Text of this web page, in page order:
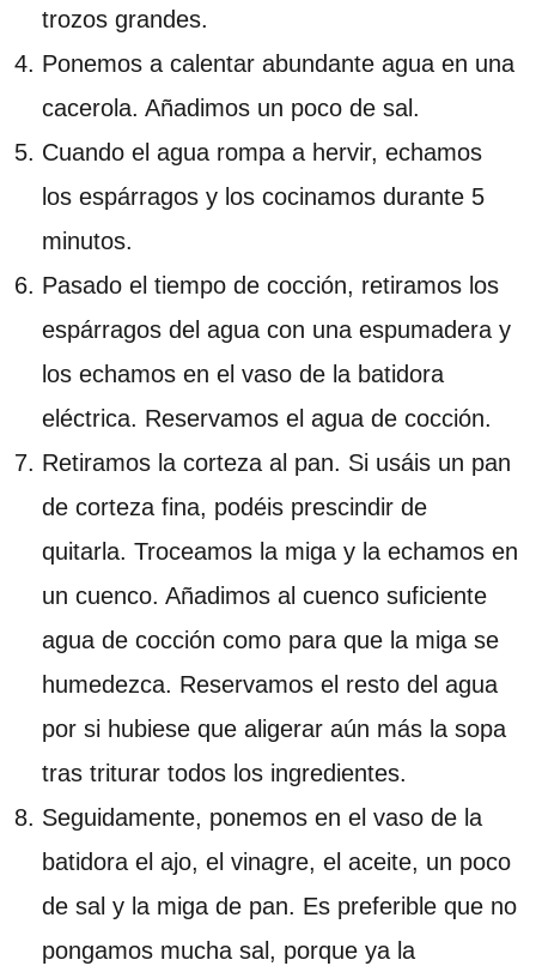
trozos grandes.
Ponemos a calentar abundante agua en una
cacerola. Añadimos un poco de sal.
Cuando el agua rompa a hervir, echamos
los espárragos y los cocinamos durante 5
minutos.
Pasado el tiempo de cocción, retiramos los
espárragos del agua con una espumadera y
los echamos en el vaso de la batidora
eléctrica. Reservamos el agua de cocción.
Retiramos la corteza al pan. Si usáis un pan
de corteza fina, podéis prescindir de
quitarla. Troceamos la miga y la echamos en
un cuenco. Añadimos al cuenco suficiente
agua de cocción como para que la miga se
humedezca. Reservamos el resto del agua
por si hubiese que aligerar aún más la sopa
tras triturar todos los ingredientes.
Seguidamente, ponemos en el vaso de la
batidora el ajo, el vinagre, el aceite, un poco
de sal y la miga de pan. Es preferible que no
pongamos mucha sal, porque ya la